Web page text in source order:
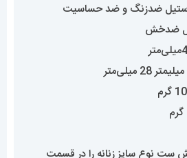
ضدزنگ و ضد حساسیت
ضدخش
ست نوع سایز زنانه را در قسمت